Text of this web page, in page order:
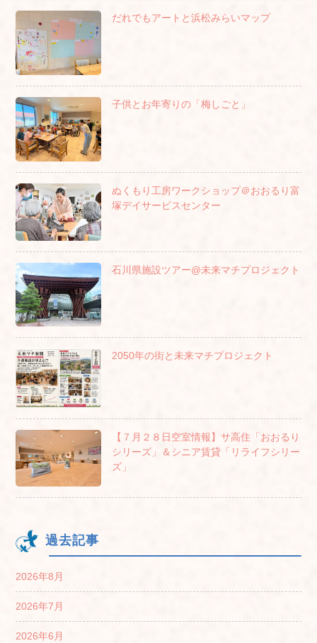
だれでもアートと浜松みらいマップ
子供とお年寄りの「梅しごと」
ぬくもり工房ワークショップ＠おおるり富
塚デイサービスセンター
石川県施設ツアー@未来マチプロジェクト
2050年の街と未来マチプロジェクト
【７月２８日空室情報】サ高住「おおるり
シリーズ」＆シニア賃貸「リライフシリー
ズ」
過去記事
2026年8月
2026年7月
2026年6月